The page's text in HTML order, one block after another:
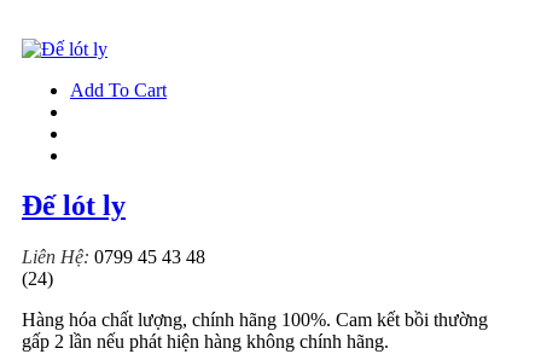
Add To Cart
Đế lót ly
Liên Hệ: 0799 45 43 48
(24)
Hàng hóa chất lượng, chính hãng 100%. Cam kết bồi thường
gấp 2 lần nếu phát hiện hàng không chính hãng.